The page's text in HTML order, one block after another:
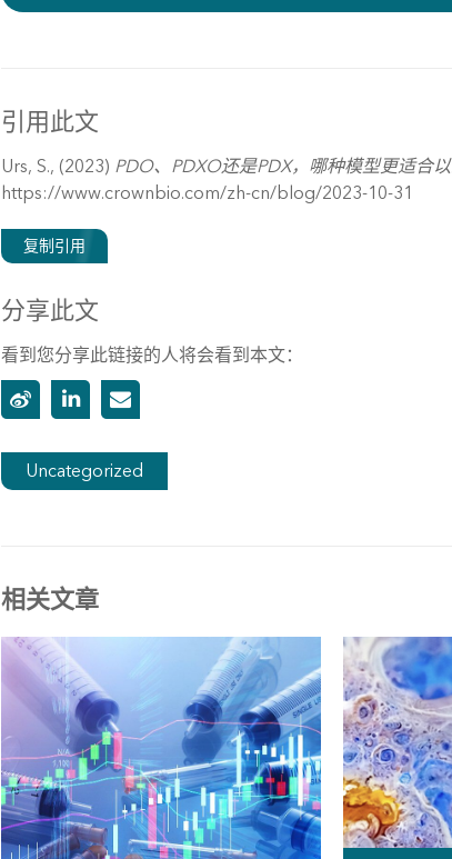
引用此文
Urs, S., (2023) PDO、PDXO还是PDX，哪种模型更适合
https://www.crownbio.com/zh-cn/blog/2023-10-31
复制引用
分享此文
看到您分享此链接的人将会看到本文：
Uncategorized
相关文章